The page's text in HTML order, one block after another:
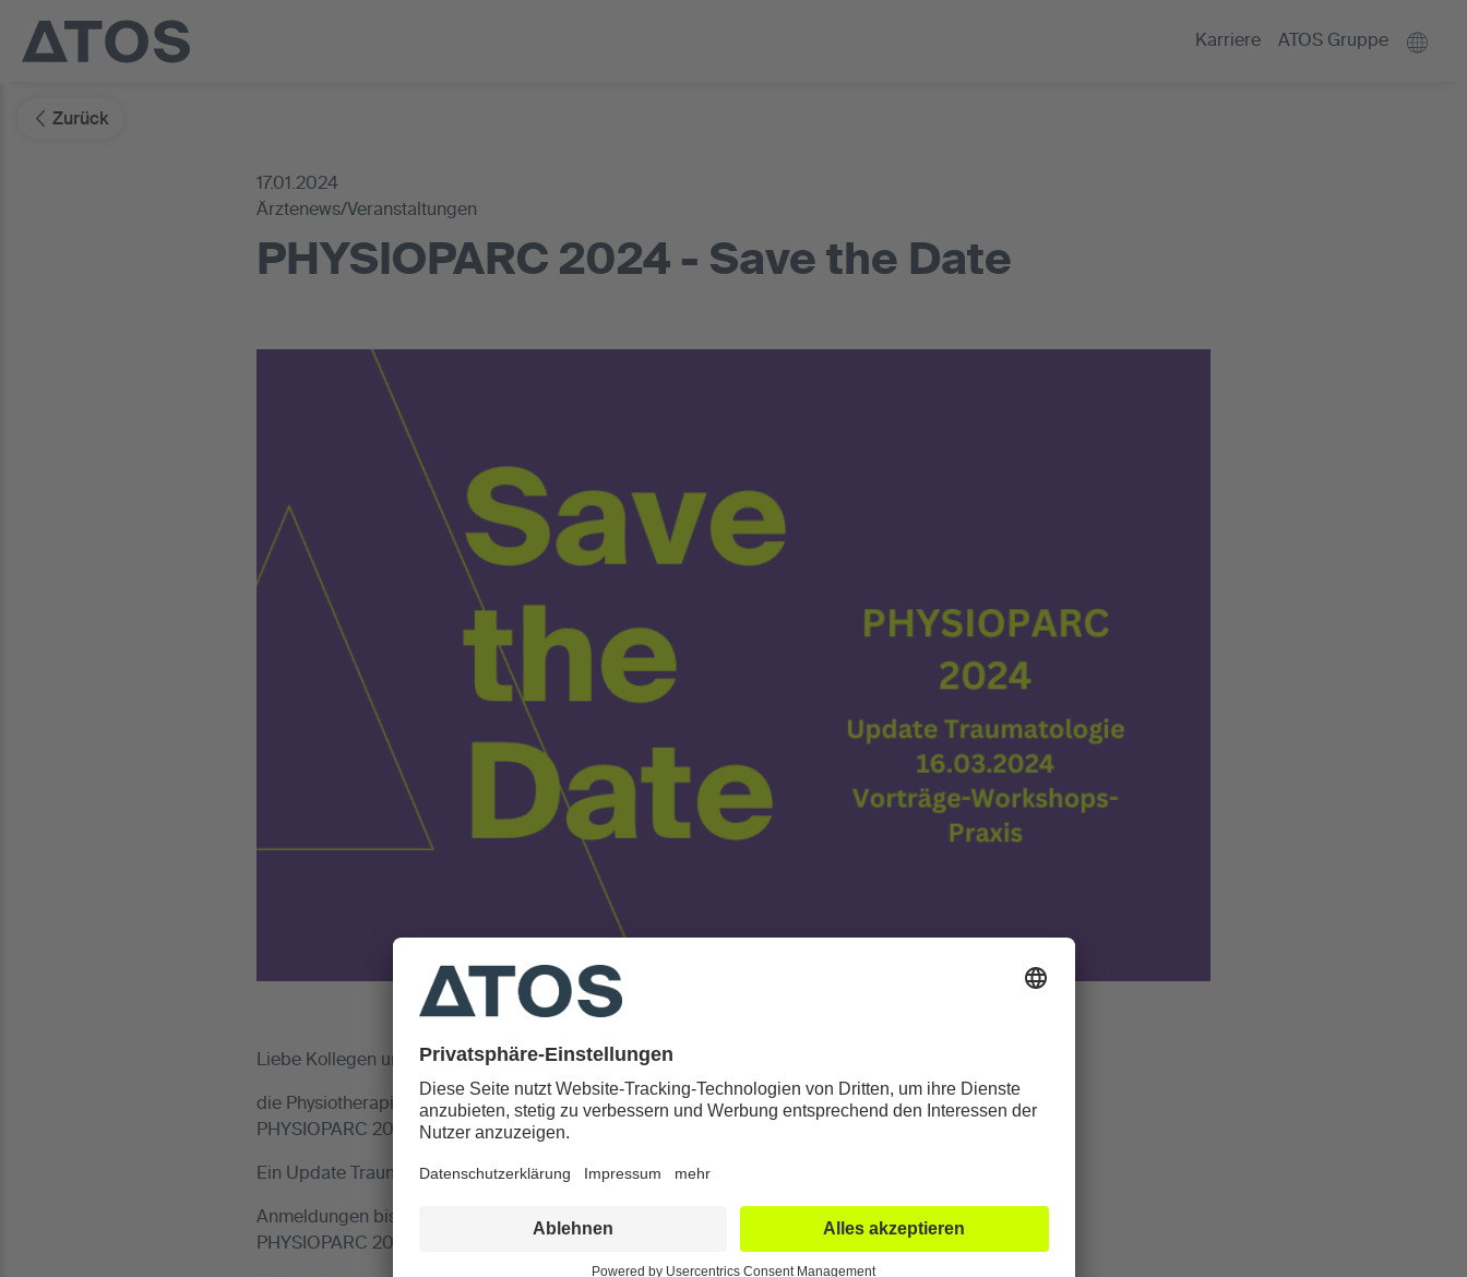
Karriere ATOS Gruppe
Zurück
17.01.2024
Ärztenews/Veranstaltungen
PHYSIOPARC 2024 - Save the Date
Liebe Kollegen und Kolleginnen,
die Physiotherapie der ATOS Orthoparc Klinik lädt ein zum Symposium
PHYSIOPARC 2024 am 16.03.2024 von 09:00-16:00 Uhr.
Ein Update Traumatologie steht im Fokus unserer Vorträge und Workshops.
Anmeldungen bis zum 09.03.2024 unter
PHYSIOPARC 2024 ist wie immer kostenfrei.